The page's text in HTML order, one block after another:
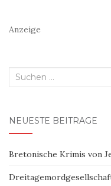
Anzeige
Suchen
NEUESTE BEITRÄGE
Bretonische Krimis von